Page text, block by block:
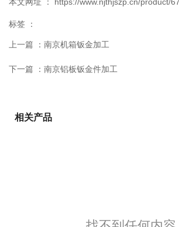
本文网址 ： https://www.njthjszp.cn/product/
标签 ：
上一篇 ： 南京机箱钣金加工
下一篇 ： 南京铝板钣金件加工
相关产品